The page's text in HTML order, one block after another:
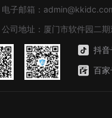
电子邮箱：
公司地址：厦门市软件园二
抖音
百家